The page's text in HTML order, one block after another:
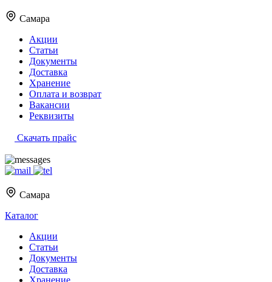
Самара
Акции
Статьи
Документы
Доставка
Хранение
Оплата и возврат
Вакансии
Реквизиты
Скачать прайс
Самара
Каталог
Акции
Статьи
Документы
Доставка
Хранение